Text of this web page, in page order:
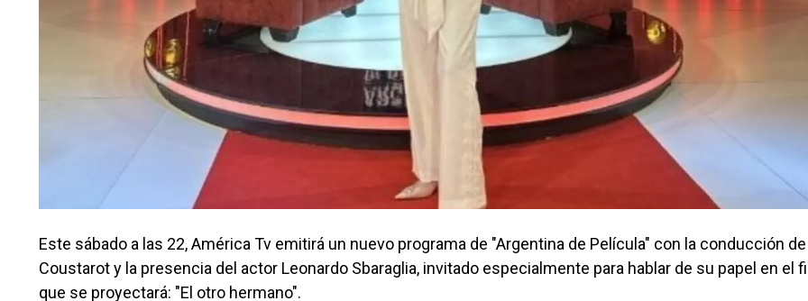
Este sábado a las 22, América Tv emitirá un nuevo programa de "Argentina de Película" con la conducción
Coustarot y la presencia del actor Leonardo Sbaraglia, invitado especialmente para hablar de su papel en el
que se proyectará: "El otro hermano".